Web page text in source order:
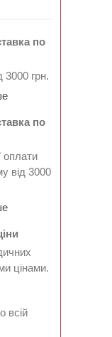
по
3000 грн.
по
оплати
від 3000
цінами.
всій